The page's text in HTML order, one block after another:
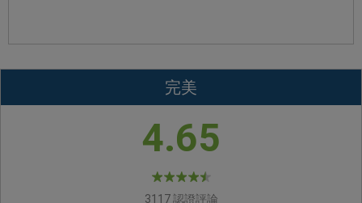
完美
4.65
3117 認證評論